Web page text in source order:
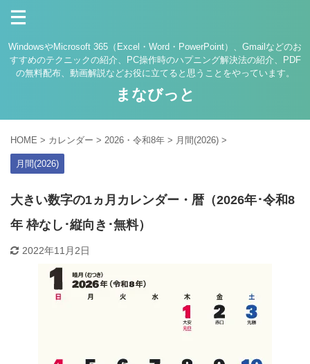
WindowsやMicrosoft 365（Excel・Word・PowerPoint）、Gmailなどのお
すすめのテクニックの紹介、PC操作時のハプニング解決法の紹介、PDF
の無料配布、動画解説などお役に立てると思うことをやっています。
まなびっと
HOME > カレンダー > 2026・令和8年 > 月間(2026) >
月間(2026)
大きい数字の1ヵ月カレンダー・暦（2026年･令和8
年 枠なし･縦向き･無料）
2022年11月2日